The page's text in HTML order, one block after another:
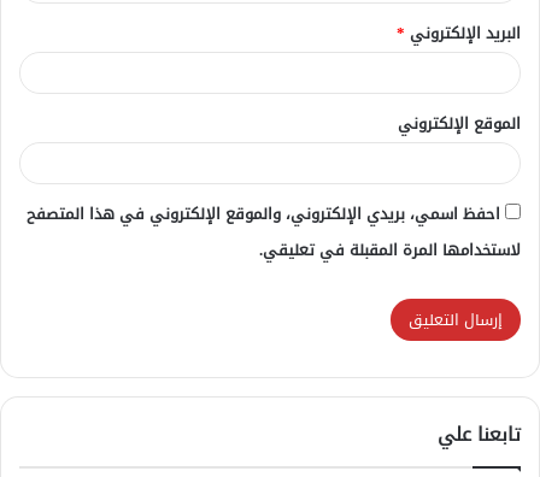
البريد الإلكتروني *
الموقع الإلكتروني
احفظ اسمي، بريدي الإلكتروني، والموقع الإلكتروني في هذا المتصفح
لاستخدامها المرة المقبلة في تعليقي.
تابعنا علي